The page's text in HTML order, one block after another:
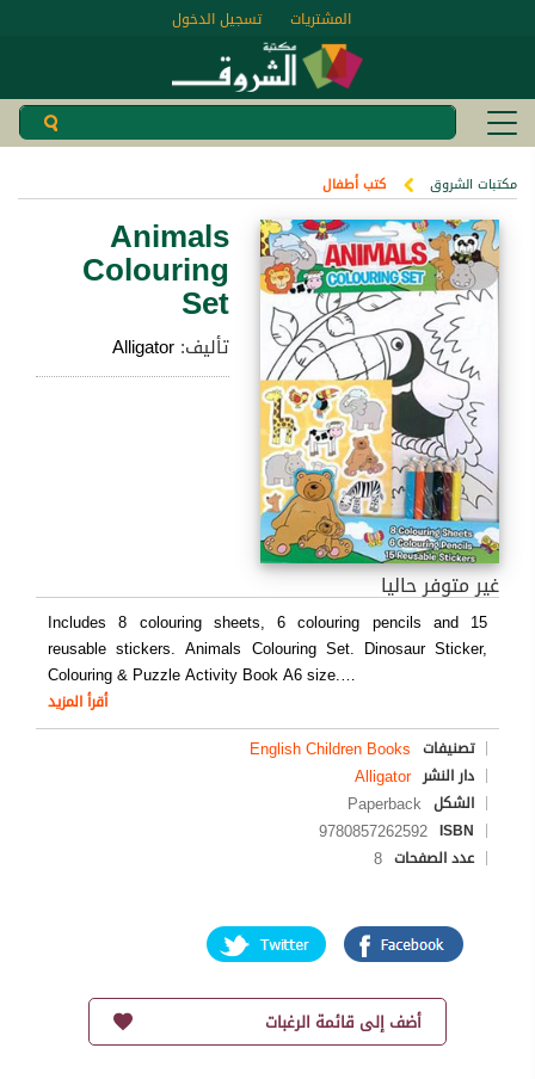
تسجيل الدخول المشتريات
مكتبات الشروق كتب أطفال
Animals
Colouring
Set
تأليف:Alligator
غير متوفر حاليا
Includes 8 colouring sheets, 6 colouring pencils and 15
reusable stickers. Animals Colouring Set. Dinosaur Sticker,
Colouring & Puzzle Activity Book A6 size.…
أقرأ المزيد
تصنيفات English Children Books
دار النشر Alligator
الشكل Paperback
ISBN
9780857262592
عدد الصفحات 8
أضف إلى قائمة الرغبات